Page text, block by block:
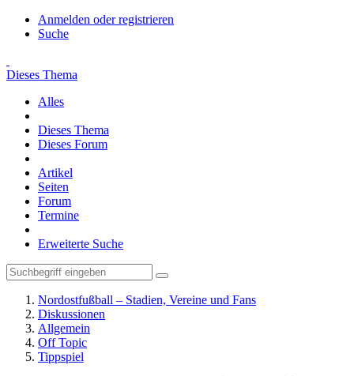
Anmelden oder registrieren
Suche
Dieses Thema
Alles
Dieses Thema
Dieses Forum
Artikel
Seiten
Forum
Termine
Erweiterte Suche
Nordostfußball – Stadien, Vereine und Fans
Diskussionen
Allgemein
Off Topic
Tippspiel